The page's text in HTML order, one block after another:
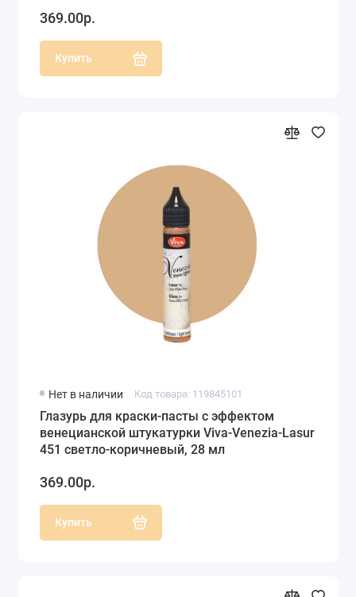
369.00р.
Купить
Нет в наличии Код товара: 119845101
Глазурь для краски-пасты с эффектом
венецианской штукатурки Viva-Venezia-Lasur
451 светло-коричневый, 28 мл
369.00р.
Купить